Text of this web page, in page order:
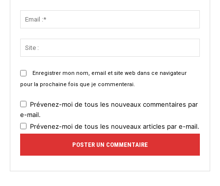
Enregistrer mon nom, email et site web dans ce navigateur
pour la prochaine fois que je commenterai.
Prévenez-moi de tous les nouveaux commentaires par
e-mail.
Prévenez-moi de tous les nouveaux articles par e-mail.